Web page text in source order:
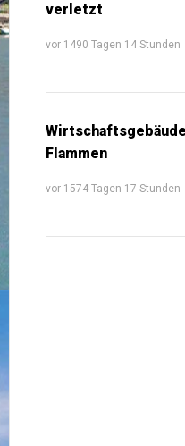
verletzt
vor 1490 Tagen 14 Stunden
Flammen
vor 1574 Tagen 17 Stunden